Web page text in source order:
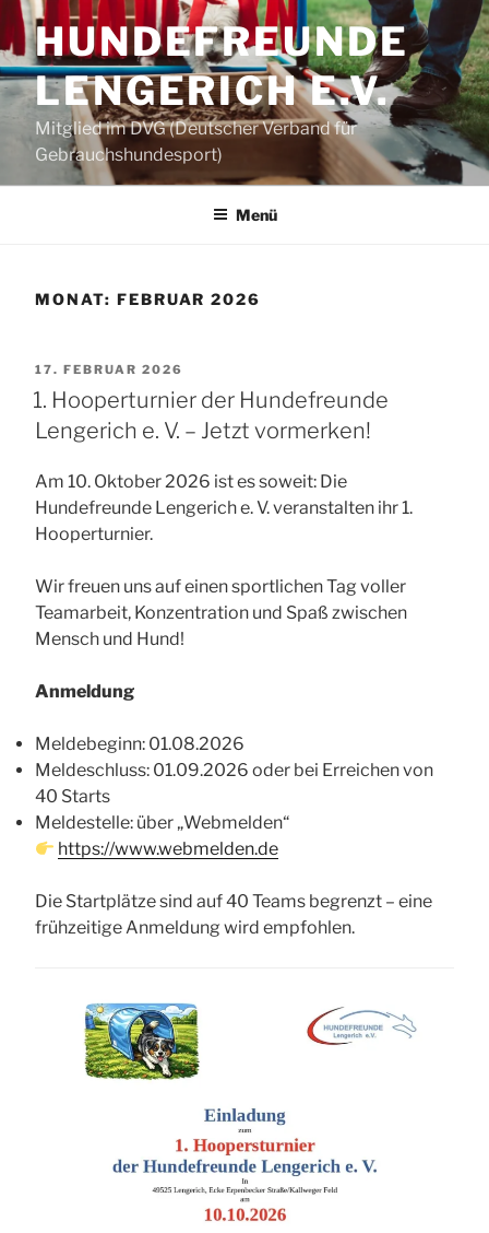
Zum
Inhalt
springenHUNDEFREUNDE
LENGERICH E.V.
Mitglied im DVG (Deutscher Verband für
Gebrauchshundesport)
Menü
MONAT: FEBRUAR 2026
VERÖFFENTLICHT
AM
17. FEBRUAR 2026
1. Hooperturnier der Hundefreunde
Lengerich e. V. – Jetzt vormerken!
Am 10. Oktober 2026 ist es soweit: Die
Hundefreunde Lengerich e. V. veranstalten ihr 1.
Hooperturnier.
Wir freuen uns auf einen sportlichen Tag voller
Teamarbeit, Konzentration und Spaß zwischen
Mensch und Hund!
Anmeldung
Meldebeginn: 01.08.2026
Meldeschluss: 01.09.2026 oder bei Erreichen von
40 Starts
Meldestelle: über „Webmelden“
https://www.webmelden.de
Die Startplätze sind auf 40 Teams begrenzt – eine
frühzeitige Anmeldung wird empfohlen.